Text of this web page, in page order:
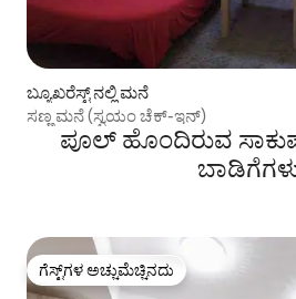
ಬ್ಯೂಖರೆಸ್ಟ್ ನಲ್ಲಿ ಮನೆ
ಸಣ್ಣ ಮನೆ (ಸ್ವಯಂ ಚೆಕ್-ಇನ್)
ಪೂಲ್ ಹೊಂದಿರುವ
ಗೆಸ್ಟ್‌ಗಳ ಅಚ್ಚುಮೆಚ್ಚಿನದು
ಗೆಸ್ಟ್‌ಗಳ ಅಚ್ಚುಮೆಚ್ಚಿನದು